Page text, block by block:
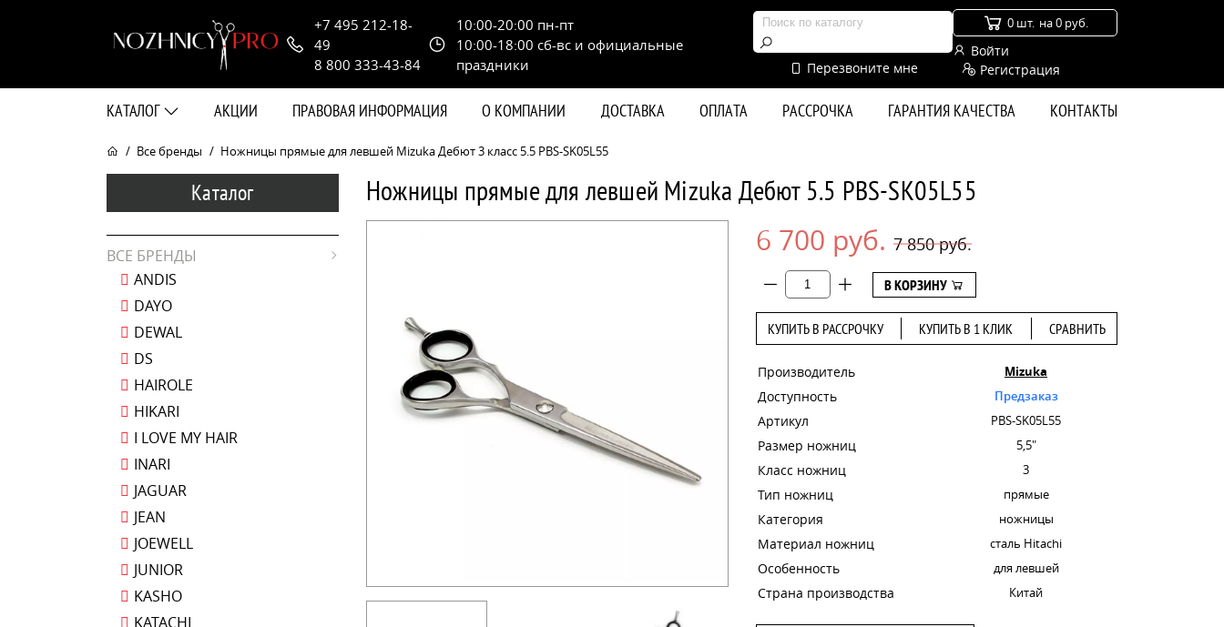
+7 495 212-18-
49
8 800 333-43-84
10:00-20:00 пн-пт
10:00-18:00 сб-вс и официальные
праздники
Перезвоните мне
0 шт. на 0 руб.
Войти
Регистрация
КАТАЛОГ АКЦИИ ПРАВОВАЯ ИНФОРМАЦИЯ О КОМПАНИИ ДОСТАВКА ОПЛАТА РАССРОЧКА ГАРАНТИЯ КАЧЕСТВА КОНТАКТЫ
Все бренды Ножницы прямые для левшей Mizuka Дебют 3 класс 5.5 PBS-SK05L55
Каталог
ВСЕ БРЕНДЫ
ANDIS
DAYO
DEWAL
DS
HAIROLE
HIKARI
I LOVE MY HAIR
INARI
JAGUAR
JEAN
JOEWELL
JUNIOR
KASHO
KATACHI
Ножницы прямые для левшей Mizuka Дебют 5.5 PBS-SK05L55
6 700 руб. 7 850 руб.
В КОРЗИНУ
КУПИТЬ В РАССРОЧКУ КУПИТЬ В 1 КЛИК СРАВНИТЬ
Производитель Mizuka
Доступность Предзаказ
Артикул PBS-SK05L55
Размер ножниц 5,5"
Класс ножниц 3
Тип ножниц прямые
Категория ножницы
Материал ножниц сталь Hitachi
Особенность для левшей
Страна производства Китай